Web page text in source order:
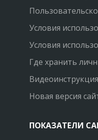
Условия
Условия
Где хранить
Видеоинструкция
Новая версия
ПОКАЗАТЕЛИ